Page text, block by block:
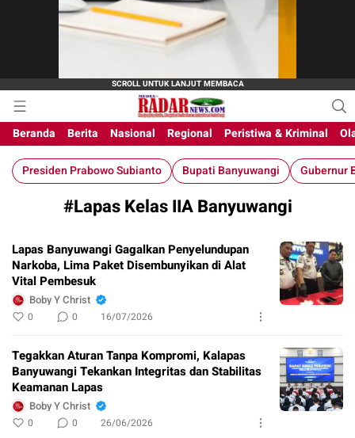
M-Radar News
media online
Beranda
Berita Nasional Regional Peristiwa & Kriminal
Presiden Prabowo Subianto Bupati Banyuwangi Gubernur
#Lapas Kelas IIA Banyuwangi
Lapas Banyuwangi Gagalkan Penyelundupan
Narkoba, Lima Paket Disembunyikan di Alat
Vital Pembesuk
Boby Y Christ
0 0 16/07/2026
Tegakkan Aturan Tanpa Kompromi, Kalapas
Banyuwangi Tekankan Integritas dan Stabilitas
Keamanan Lapas
Boby Y Christ
0 0 26/06/2026